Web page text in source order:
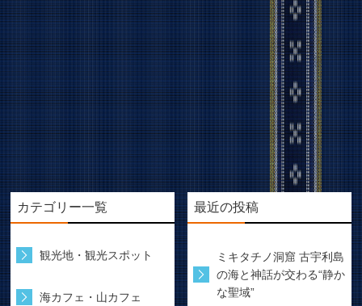
カテゴリー一覧
観光地・観光スポット
海カフェ・山カフェ
最近の投稿
ミキタチノ洞窟 古宇利島
の海と神話が交わる“静か
な聖域”